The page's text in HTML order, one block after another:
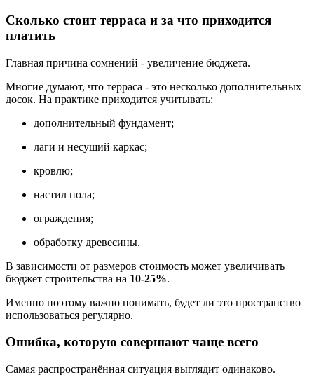
Сколько стоит терраса и за что приходится
платить
Главная причина сомнений - увеличение бюджета.
Многие думают, что терраса - это несколько дополнительных
досок. На практике приходится учитывать:
дополнительный фундамент;
лаги и несущий каркас;
кровлю;
настил пола;
ограждения;
обработку древесины.
В зависимости от размеров стоимость может увеличивать
бюджет строительства на 10-25%.
Именно поэтому важно понимать, будет ли это пространство
использоваться регулярно.
Ошибка, которую совершают чаще всего
Самая распространённая ситуация выглядит одинаково.